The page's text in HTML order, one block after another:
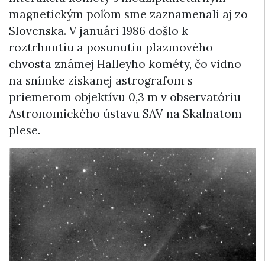
magnetickým poľom sme zaznamenali aj zo
Slovenska. V januári 1986 došlo k
roztrhnutiu a posunutiu plazmového
chvosta známej Halleyho kométy, čo vidno
na snímke získanej astrografom s
priemerom objektívu 0,3 m v observatóriu
Astronomického ústavu SAV na Skalnatom
plese.